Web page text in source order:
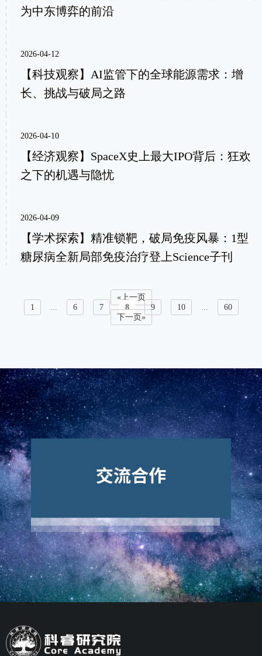
为中东博弈的前沿
2026-04-12
【科技观察】AI监管下的全球能源需求：增
长、挑战与破局之路
2026-04-10
【经济观察】SpaceX史上最大IPO背后：狂欢
之下的机遇与隐忧
2026-04-09
【学术探索】精准锁靶，破局免疫风暴：1型
糖尿病全新局部免疫治疗登上Science子刊
«上一页
1
6 7 8 9 10
60
下一页»